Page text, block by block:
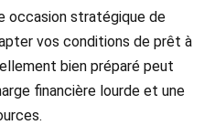
occasion stratégique de
vos conditions de prêt à
bien préparé peut
financière lourde et une